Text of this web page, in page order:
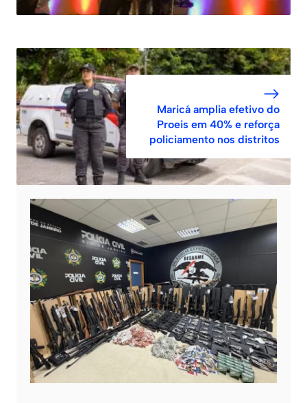
Maricá amplia efetivo do
Proeis em 40% e reforça
policiamento nos distritos